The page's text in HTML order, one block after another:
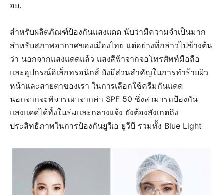
อย.
สำหรับผลิตภัณฑ์ป้องกันแสงแดด นับว่ามีความจำเป็นมาก
สำหรับสภาพอากาศของเมืองไทย แต่อย่างที่กล่าวไปข้างต้น
ว่า นอกจากแสงแดดแล้ว แสงสีฟ้าจากจอโทรศัพท์มือถือ
และอุปกรณ์อิเล็กทรอนิกส์ ยังมีส่วนสำคัญในการทำร้ายผิว
หน้าและสายตาของเรา ในการเลือกใช้ครีมกันแดด
นอกจากจะพิจารณาจากค่า SPF 50 ซึ่งสามารถป้องกัน
แสงแดดได้ทั้งในร่มและกลางแจ้ง ยังต้องสังเกตถึง
ประสิทธิภาพในการป้องกันยูวีเอ ยูวีบี รวมทั้ง Blue Light